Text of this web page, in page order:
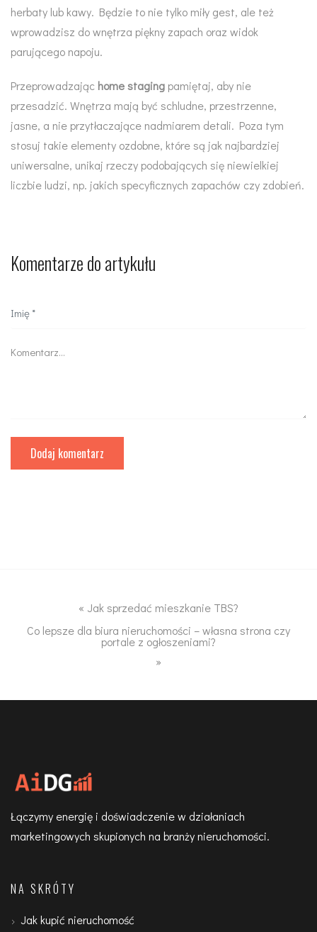
herbaty lub kawy. Będzie to nie tylko miły gest, ale też
wprowadzisz do wnętrza piękny zapach oraz widok
parującego napoju.
Przeprowadzając home staging pamiętaj, aby nie
przesadzić. Wnętrza mają być schludne, przestrzenne,
jasne, a nie przytłaczające nadmiarem detali. Poza tym
stosuj takie elementy ozdobne, które są jak najbardziej
uniwersalne, unikaj rzeczy podobających się niewielkiej
liczbie ludzi, np. jakich specyficznych zapachów czy zdobień.
Komentarze do artykułu
« Jak sprzedać mieszkanie TBS?
Co lepsze dla biura nieruchomości – własna strona czy
portale z ogłoszeniami?
»
Łączymy energię i doświadczenie w działaniach
marketingowych skupionych na branży nieruchomości.
NA SKRÓTY
Jak kupić nieruchomość